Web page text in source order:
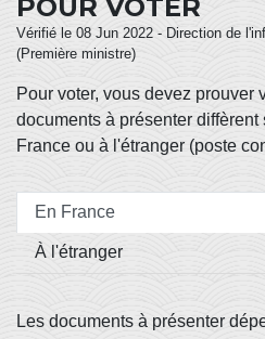
POUR VOTER
Vérifié le 08 Jun 2022 - Direction de
(Première ministre)
Pour voter, vous devez prouver
documents à présenter
France ou à l'étranger (poste
En France
À l'étranger
Les documents à présenter